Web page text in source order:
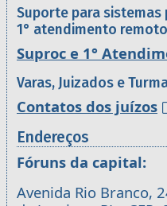
Suporte para sistemas
1° atendimento
Suproc e 1°
Varas, Juizados e
Contatos dos juízos
Endereços
Fóruns da capital:
Avenida Rio Branco,